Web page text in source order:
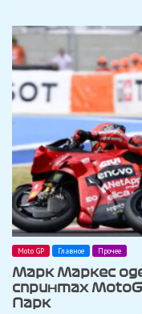
Moto GP Главное Прочее
Марк Маркес
спринтах
Парк